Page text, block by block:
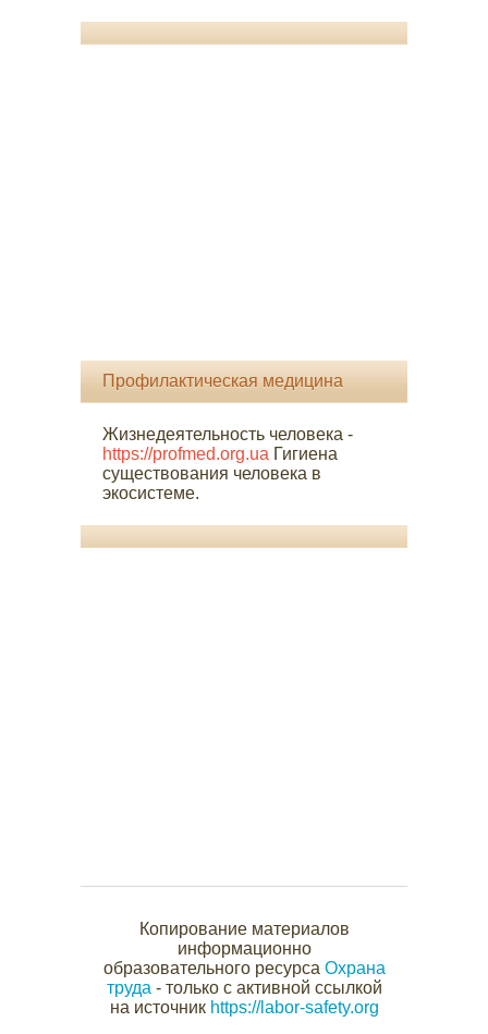
Профилактическая медицина
Жизнедеятельность человека -
https://profmed.org.ua Гигиена
существования человека в
экосистеме.
Копирование материалов
информационно
образовательного ресурса Охрана
труда - только с активной ссылкой
на источник https://labor-safety.org